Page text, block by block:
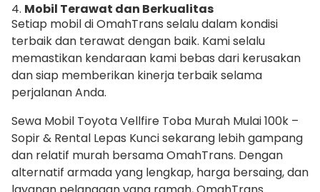
4. Mobil Terawat dan Berkualitas
Setiap mobil di OmahTrans selalu dalam kondisi
terbaik dan terawat dengan baik. Kami selalu
memastikan kendaraan kami bebas dari kerusakan
dan siap memberikan kinerja terbaik selama
perjalanan Anda.
Sewa Mobil Toyota Vellfire Toba Murah Mulai 100k –
Sopir & Rental Lepas Kunci sekarang lebih gampang
dan relatif murah bersama OmahTrans. Dengan
alternatif armada yang lengkap, harga bersaing, dan